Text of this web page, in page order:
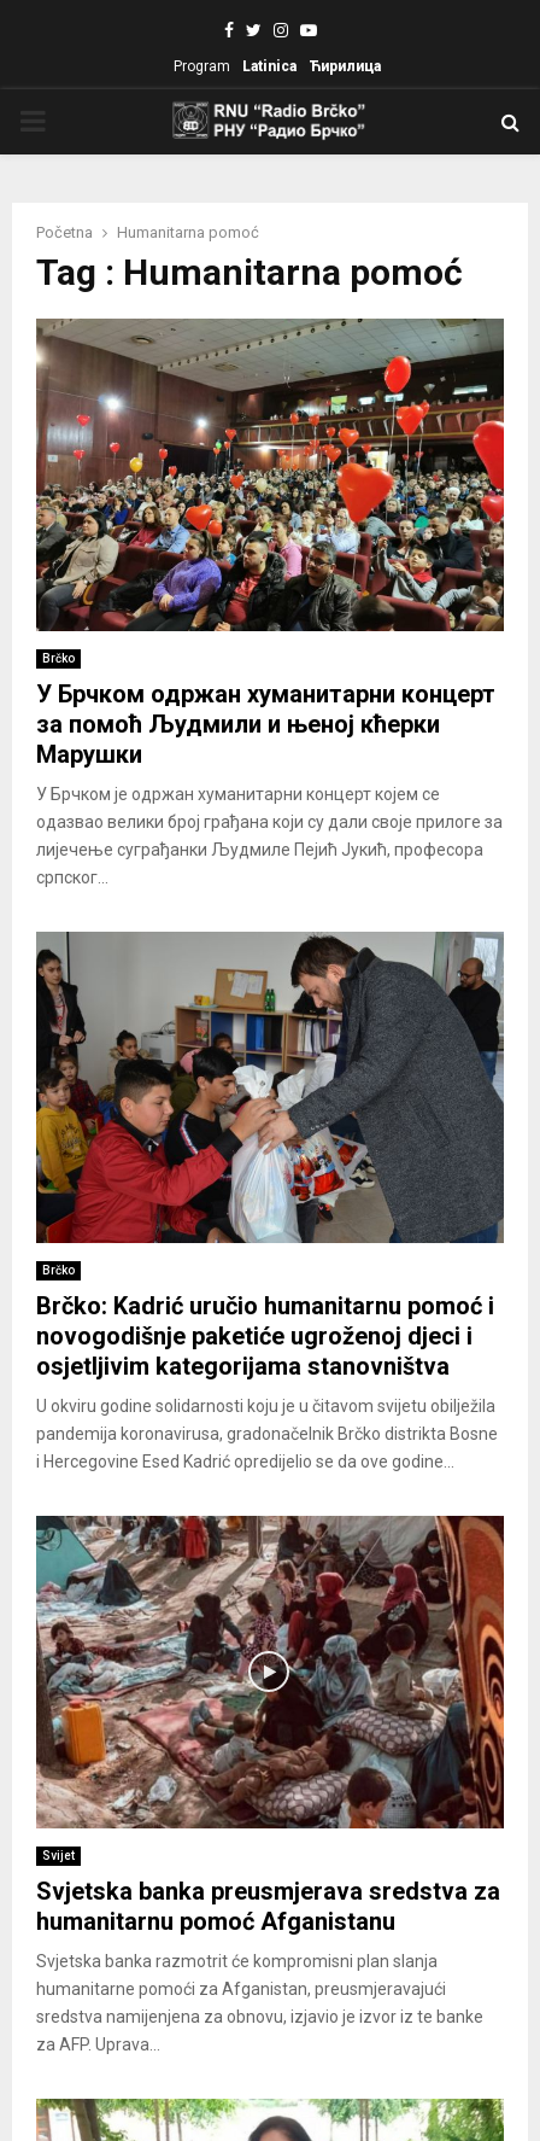
Facebook
TwitterInstagram
Youtube
Program Latinica Ћирилица
Početna Humanitarna pomoć
Tag : Humanitarna pomoć
Brčko
У Брчком одржан хуманитарни концерт
за помоћ Људмили и њеној кћерки
Марушки
У Брчком је одржан хуманитарни концерт којем се
одазвао велики број грађана који су дали своје прилоге за
лијечење суграђанки Људмиле Пејић Јукић, професора
српског...
Brčko
Brčko: Kadrić uručio humanitarnu pomoć i
novogodišnje paketiće ugroženoj djeci i
osjetljivim kategorijama stanovništva
U okviru godine solidarnosti koju je u čitavom svijetu obilježila
pandemija koronavirusa, gradonačelnik Brčko distrikta Bosne
i Hercegovine Esed Kadrić opredijelio se da ove godine...
Svijet
Svjetska banka preusmjerava sredstva za
humanitarnu pomoć Afganistanu
Svjetska banka razmotrit će kompromisni plan slanja
humanitarne pomoći za Afganistan, preusmjeravajući
sredstva namijenjena za obnovu, izjavio je izvor iz te banke
za AFP. Uprava...